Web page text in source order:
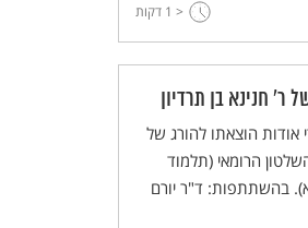
< 1 דקות
חנינא בן תרדיון
אודות הוצאתו להורג של
הרומאי (תלמוד
בהשתתפות: ד"ר יורם